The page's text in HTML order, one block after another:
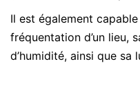
Il est également
fréquentation d’un lieu,
d’humidité, ainsi que sa